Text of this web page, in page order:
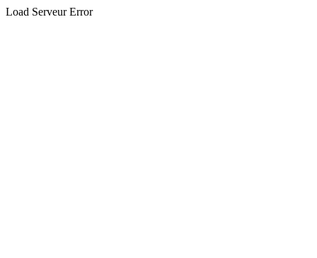
Load Serveur Error